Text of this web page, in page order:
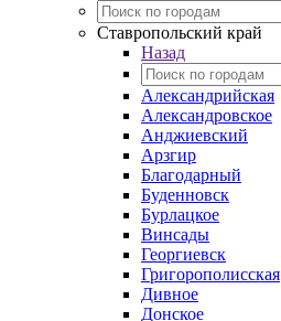
Ставропольский край
Назад
Александрийская
Александровское
Анджиевский
Арзгир
Благодарный
Буденновск
Бурлацкое
Винсады
Георгиевск
Григорополисская
Дивное
Донское